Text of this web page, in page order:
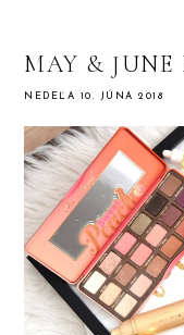
MAY & JUNE
NEDEĽA 10. JÚNA 2018